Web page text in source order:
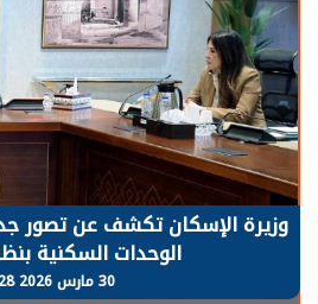
وزيرة الإسكان تكشف عن تصور
الوحدات السكنية